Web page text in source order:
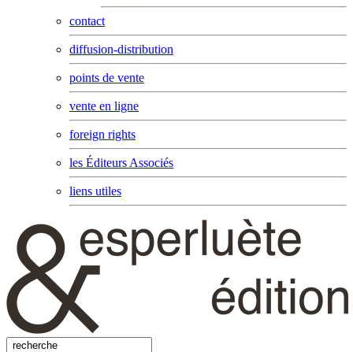
contact
diffusion-distribution
points de vente
vente en ligne
foreign rights
les Éditeurs Associés
liens utiles